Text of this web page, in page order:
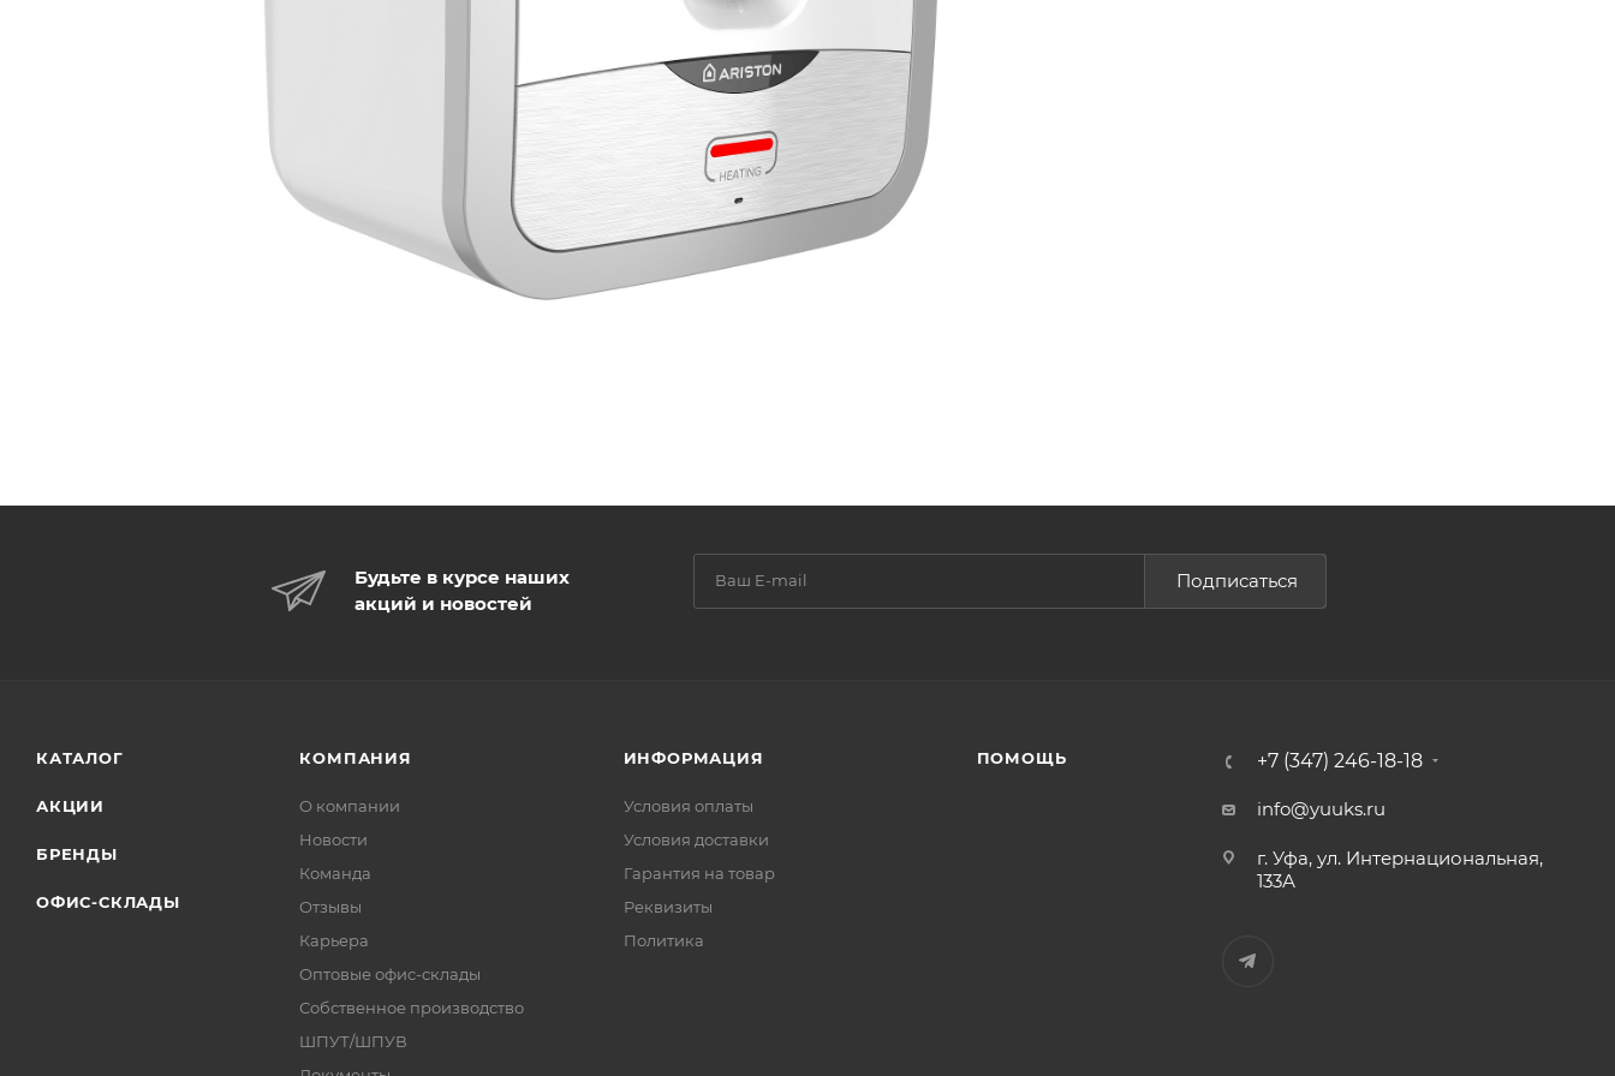
Будьте в курсе наших
акций и новостей
Подписаться
КАТАЛОГ
АКЦИИ
БРЕНДЫ
ОФИС-СКЛАДЫ
КОМПАНИЯ
О компании
Новости
Команда
Отзывы
Карьера
Оптовые офис-склады
Собственное производство
ШПУТ/ШПУВ
ИНФОРМАЦИЯ
Условия оплаты
Условия доставки
Гарантия на товар
Реквизиты
Политика
ПОМОЩЬ +7 (347) 246-18-18
info@yuuks.ru
г. Уфа, ул. Интернациональная,
133А